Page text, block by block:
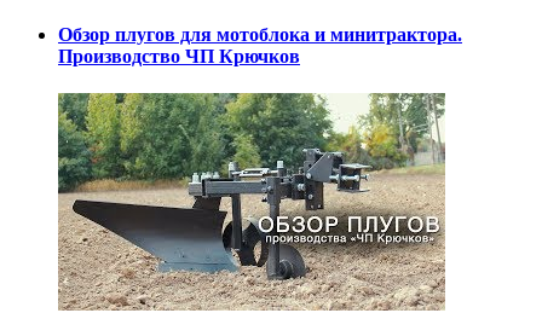
Обзор плугов для мотоблока и минитрактора.
Производство ЧП Крючков